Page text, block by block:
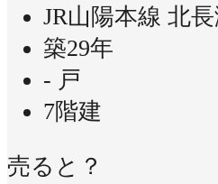
JR山陽本線 北
築29年
- 戸
7階建
売ると？